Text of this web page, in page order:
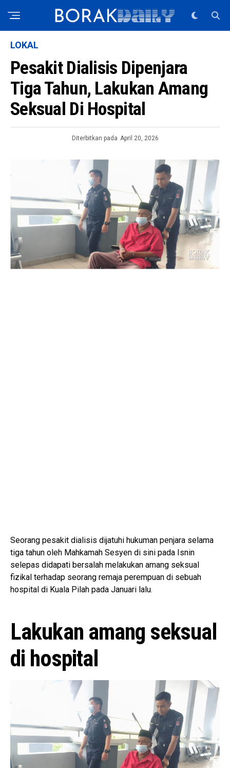
LOKAL
Pesakit Dialisis Dipenjara
Tiga Tahun, Lakukan Amang
Seksual Di Hospital
Diterbitkan pada April 20, 2026
Seorang pesakit dialisis dijatuhi hukuman penjara selama
tiga tahun oleh Mahkamah Sesyen di sini pada Isnin
selepas didapati bersalah melakukan amang seksual
fizikal terhadap seorang remaja perempuan di sebuah
hospital di Kuala Pilah pada Januari lalu.
Lakukan amang seksual
di hospital